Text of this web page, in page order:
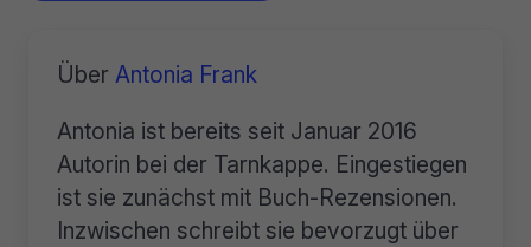
Über Antonia Frank
Antonia ist bereits seit Januar 2016
Autorin bei der Tarnkappe. Eingestiegen
ist sie zunächst mit Buch-Rezensionen.
Inzwischen schreibt sie bevorzugt über